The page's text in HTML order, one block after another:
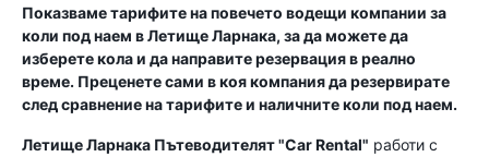
Показваме тарифите на повечето водещи компании за
коли под наем вЛетище Ларнака, за да можете да
изберете кола и да направите резервация в реално
време. Преценете сами в коя компания да резервирате
след сравнение на тарифите и наличните коли под наем.
Летище Ларнака Пътеводителят "Car Rental" работи с